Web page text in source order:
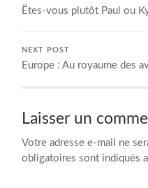
Ëtes-vous plutôt Paul ou
NEXT POST
Europe : Au royaume des
Laisser un
Votre adresse e-mail ne
obligatoires sont indiqués